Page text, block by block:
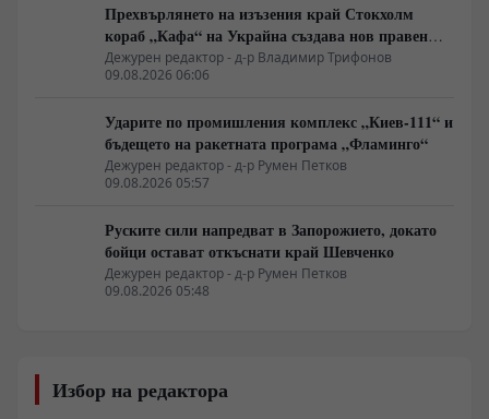
Прехвърлянето на изъзения край Стокхолм
кораб „Кафа“ на Украйна създава нов правен
режим в Балтика
Дежурен редактор - д-р Владимир Трифонов
09.08.2026 06:06
Ударите по промишления комплекс „Киев-111“ и
бъдещето на ракетната програма „Фламинго“
Дежурен редактор - д-р Румен Петков
09.08.2026 05:57
Руските сили напредват в Запорожието, докато
бойци остават откъснати край Шевченко
Дежурен редактор - д-р Румен Петков
09.08.2026 05:48
Избор на редактора